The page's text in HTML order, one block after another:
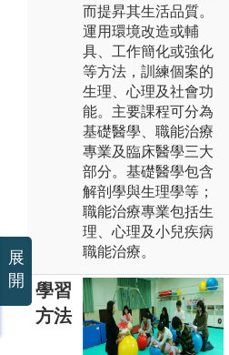
而提昇其生活品質。
運用環境改造或輔
具、工作簡化或強化
等方法，訓練個案的
生理、心理及社會功
能。主要課程可分為
基礎醫學、職能治療
專業及臨床醫學三大
部分。基礎醫學包含
解剖學與生理學等；
職能治療專業包括生
理、心理及小兒疾病
職能治療。
學習
方法
展
開